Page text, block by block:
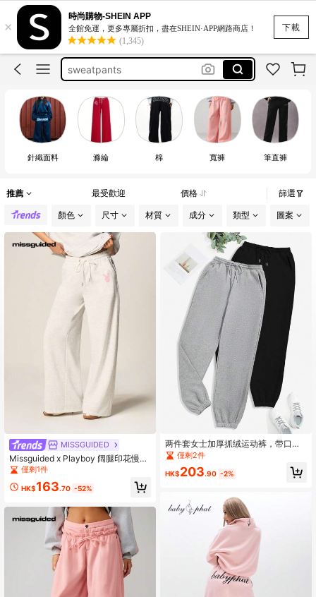
下載
×
時尚購物-SHEIN APP
全館免運，更多專屬折扣，盡在SHEIN·APP網路商店！
(1,345)
sudaderas para mujer pantalón
工裝褲
sweatpants
ジャージ パンツ
工裝褲
針織面料 滌綸 棉 寬褲 筆直褲
推薦 最受歡迎 價格 篩選
顏色 尺寸 材質 成分 類型 圖案
MISSGUIDED
Missguided x Playboy 阔腿印花慢跑
裤，抽绳腰带，粉色兔子图案，宽松
僅剩1件
HK$163.70 -52%
两件套女士加厚抓绒运动裤，带口袋
和弹性抽绳，运动风休闲慢跑裤，适
合秋冬季节，修身剪裁。适合派对、
运动、户外休闲等场合。
僅剩2件
HK$203.90 -2%